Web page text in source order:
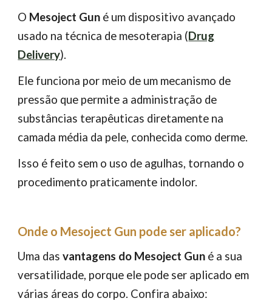
O Mesoject Gun é um dispositivo avançado
usado na técnica de mesoterapia (Drug
Delivery).
Ele funciona por meio de um mecanismo de
pressão que permite a administração de
substâncias terapêuticas diretamente na
camada média da pele, conhecida como derme.
Isso é feito sem o uso de agulhas, tornando o
procedimento praticamente indolor.
Onde o Mesoject Gun pode ser aplicado?
Uma dasvantagens do Mesoject Gun é a sua
versatilidade, porque ele pode ser aplicado em
várias áreas do corpo. Confira abaixo: